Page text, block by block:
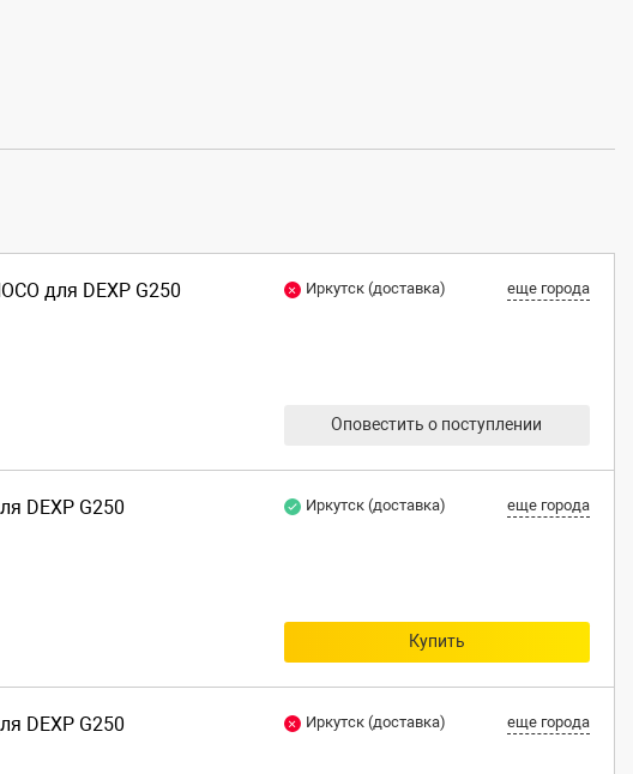
для DEXP G250 Иркутск (доставка) еще города
Оповестить о поступлении
DEXP G250 Иркутск (доставка) еще города
Купить
DEXP G250 Иркутск (доставка) еще города